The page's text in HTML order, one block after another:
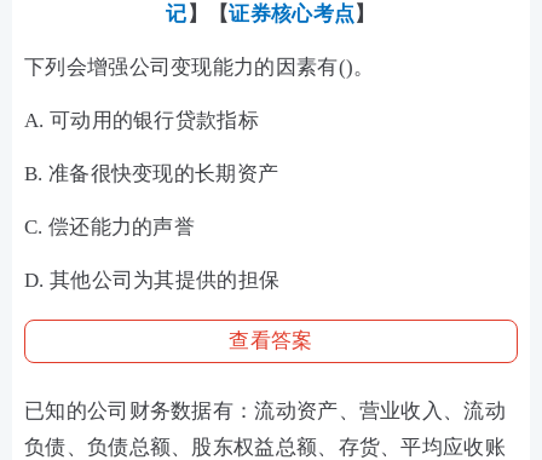
记 】【证券核心考点 】
下列会增强公司变现能力的因素有()。
A. 可动用的银行贷款指标
B. 准备很快变现的长期资产
C. 偿还能力的声誉
D. 其他公司为其提供的担保
查看答案
已知的公司财务数据有：流动资产、营业收入、流动
负债、负债总额、股东权益总额、存货、平均应收账